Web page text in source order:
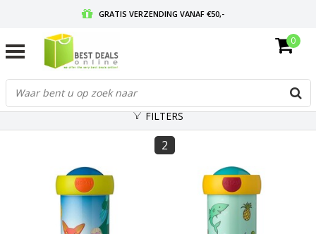
GRATIS VERZENDING VANAF €50,-
GRATIS RETOURNEREN EN 30 DAGEN BEDENKTIJD
0
FILTERS
2